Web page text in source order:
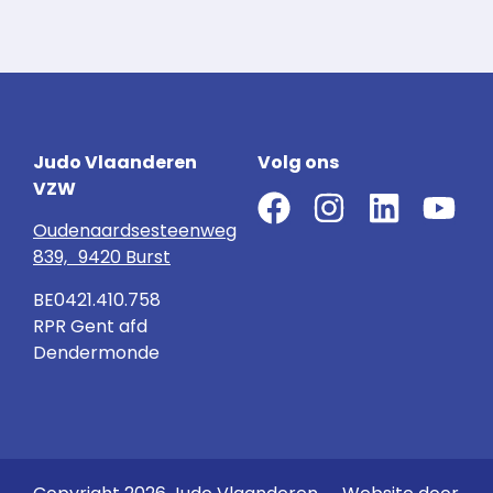
Judo Vlaanderen
VZW
Oudenaardsesteenweg
839, 9420 Burst
BE0421.410.758
RPR Gent afd
Dendermonde
Volg ons